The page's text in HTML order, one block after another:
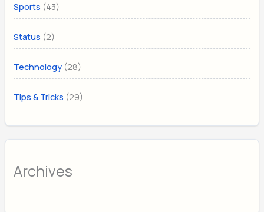
Sports (43)
Status (2)
Technology (28)
Tips & Tricks (29)
Archives